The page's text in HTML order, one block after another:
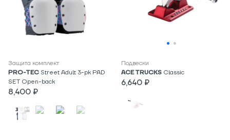
Защита комплект
PRO-TEC Street Adult 3-pk PAD
SET Open-back
8,400 ₽
Подвески
ACE TRUCKS Classic
6,640 ₽